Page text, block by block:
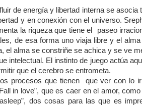
de energía y libertad interna se
y en conexión con el universo.
la riqueza que tiene el paseo
de esa forma uno viaja libre y el
el alma se constriñe se achica y se ve
intelectual. El instinto de juego actúa
que el cerebro se entrometa.
procesos que tienen que ver con lo
in love”, que es caer en el amor,
dos cosas para las que es